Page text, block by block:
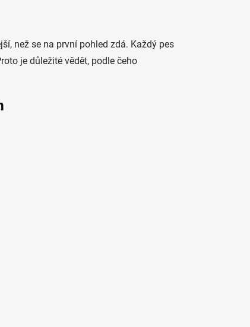
než se na první pohled zdá. Každý pes
je důležité vědět, podle čeho